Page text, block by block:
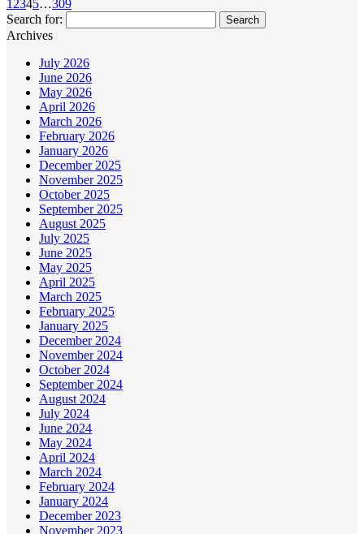
1 2345…309
Search for:
Archives
July 2026
June 2026
May 2026
April 2026
March 2026
February 2026
January 2026
December 2025
November 2025
October 2025
September 2025
August 2025
July 2025
June 2025
May 2025
April 2025
March 2025
February 2025
January 2025
December 2024
November 2024
October 2024
September 2024
August 2024
July 2024
June 2024
May 2024
April 2024
March 2024
February 2024
January 2024
December 2023
November 2023